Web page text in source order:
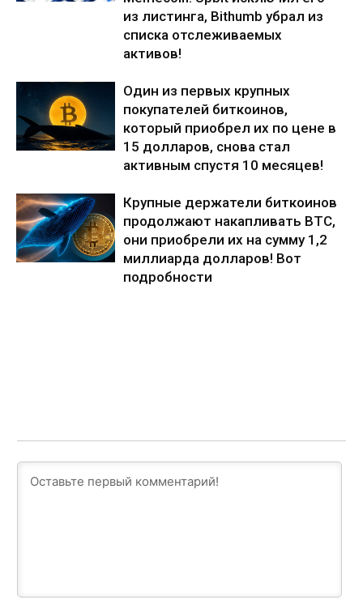
из листинга, Bithumb убрал из
списка отслеживаемых
активов!
Один из первых крупных
покупателей биткоинов,
который приобрел их по цене в
15 долларов, снова стал
активным спустя 10 месяцев!
Крупные держатели биткоинов
продолжают накапливать BTC,
они приобрели их на сумму 1,2
миллиарда долларов! Вот
подробности